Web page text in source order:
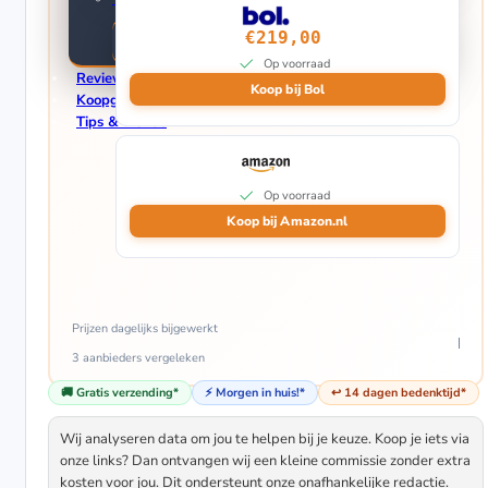
Elektrische Terrasverwarmers
Gas Terrasverwarmers (Gasheaters)
Reviews
Koopgidsen
Tips & Trends
€219,00
Op voorraad
Koop bij Bol
Op voorraad
Koop bij Amazon.nl
Prijzen dagelijks bijgewerkt
3 aanbieders vergeleken
🚚 Gratis verzending* ⚡ Morgen in huis!* ↩️ 14 dagen bedenktijd*
Wij analyseren data om jou te helpen bij je keuze. Koop je iets via
onze links? Dan ontvangen wij een kleine commissie zonder extra
kosten voor jou. Dit ondersteunt onze onafhankelijke redactie.